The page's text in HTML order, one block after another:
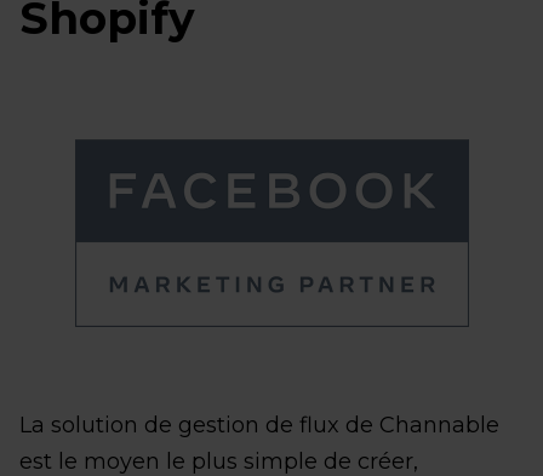
Shopify
La solution de gestion de flux de Channable
est le moyen le plus simple de créer,